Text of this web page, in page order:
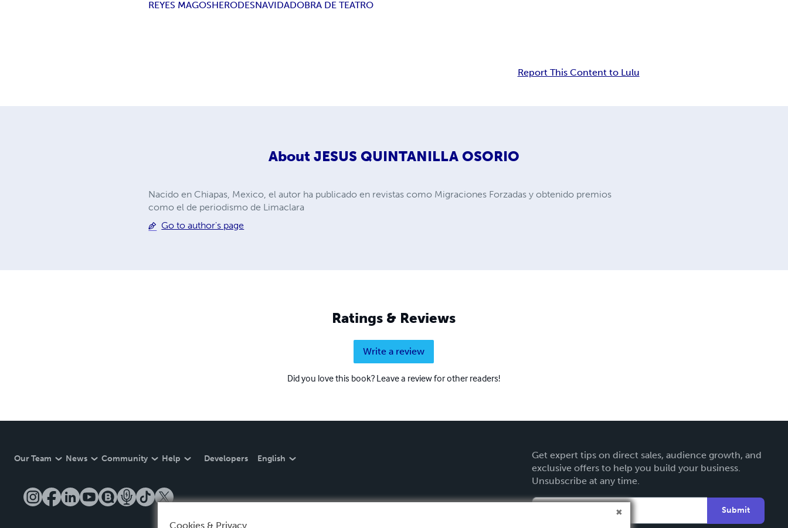
REYES MAGOSHERODESNAVIDADOBRA DE TEATRO
Report This Content to Lulu
About JESUS QUINTANILLA OSORIO
Nacido en Chiapas, Mexico, el autor ha publicado en revistas como Migraciones Forzadas y obtenido premios
como el de periodismo de Limaclara
Go to author's page
Ratings & Reviews
Write a review
Did you love this book? Leave a review for other readers!
Our Team News Community Help Developers English
Get expert tips on direct sales, audience growth, and
exclusive offers to help you build your business.
Unsubscribe at any time.
Submit
Cookies & Privacy